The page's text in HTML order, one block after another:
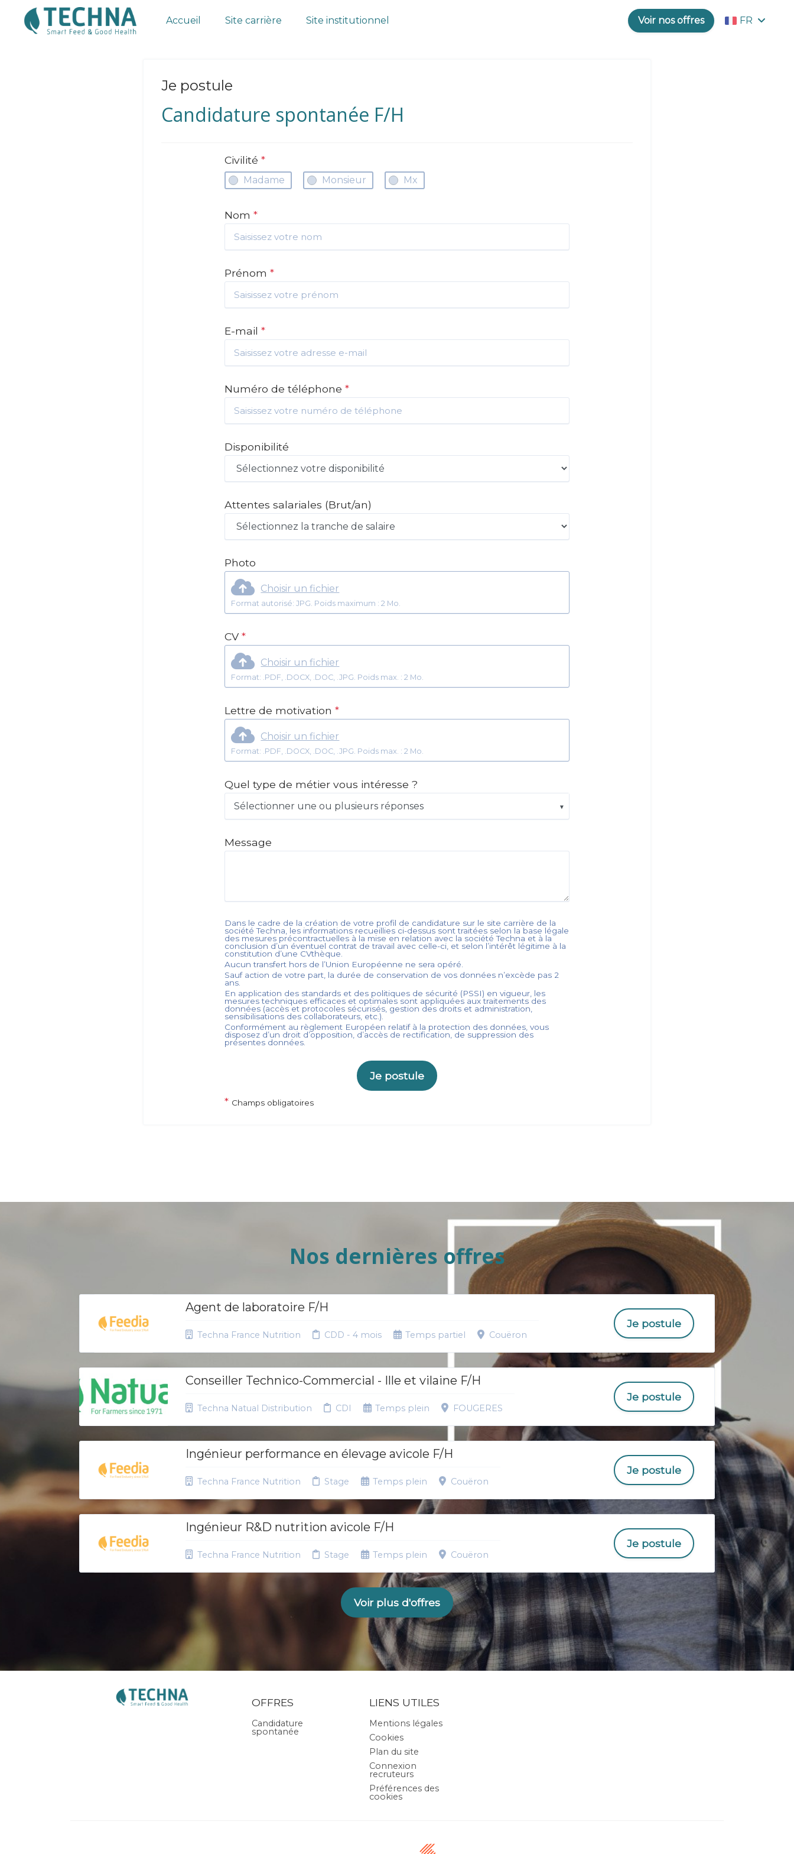
Accueil Site carrière Site institutionnel Voir nos offres FR
Je postule
Candidature spontanée F/H
Civilité*
Madame Monsieur Mx
Nom*
Prénom*
E-mail*
Numéro de téléphone*
Disponibilité
Attentes salariales (Brut/an)
Photo
Choisir un fichier
Format autorisé: JPG. Poids maximum : 2 Mo.
CV*
Choisir un fichier
Format: .PDF, .DOCX, .DOC, .JPG. Poids max. : 2 Mo.
Lettre de motivation*
Choisir un fichier
Format: .PDF, .DOCX, .DOC, .JPG. Poids max. : 2 Mo.
Quel type de métier vous intéresse ?
Sélectionner une ou plusieurs réponses
Message
Dans le cadre de la création de votre profil de candidature sur le site carrière de la
sociétéTechna , les informations recueillies ci-dessus sont traitées selon la base légale
des mesures précontractuelles à la mise en relation avec la sociétéTechna et à la
conclusion d’un éventuel contrat de travail avec celle-ci, et selon l’intérêt légitime à la
constitution d’une CVthèque.
Aucun transfert hors de l’Union Européenne ne sera opéré.
Sauf action de votre part, la durée de conservation de vos données n’excède pas 2
ans.
En application des standards et des politiques de sécurité (PSSI) en vigueur, les
mesures techniques efficaces et optimales sont appliquées aux traitements des
données (accès et protocoles sécurisés, gestion des droits et administration,
sensibilisations des collaborateurs, etc.).
Conformément au règlement Européen relatif à la protection des données, vous
disposez d’un droit d’opposition, d’accès de rectification, de suppression des
présentes données.
Je postule
* Champs obligatoires
Nos dernières offres
Agent de laboratoire F/H
Techna France Nutrition CDD - 4 mois Temps partiel Couëron
Je postule
Conseiller Technico-Commercial - Ille et vilaine F/H
Techna Natual Distribution CDI Temps plein FOUGERES
Je postule
Ingénieur performance en élevage avicole F/H
Techna France Nutrition Stage Temps plein Couëron
Je postule
Ingénieur R&D nutrition avicole F/H
Techna France Nutrition Stage Temps plein Couëron
Je postule
Voir plus d'offres
OFFRES
Candidature
spontanée
LIENS UTILES
Mentions légales
Cookies
Plan du site
Connexion
recruteurs
Préférences des
cookies